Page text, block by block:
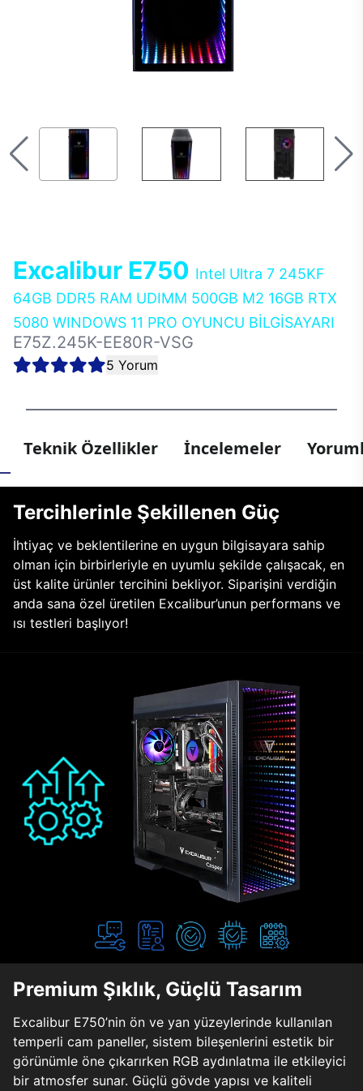
Excalibur E750 Intel Ultra 7 245KF
64GB DDR5 RAM UDIMM 500GB M2 16GB RTX
5080 WINDOWS 11 PRO OYUNCU BİLGİSAYARI
E75Z.245K-EE80R-VSG
5 Yorum
Teknik Özellikler İncelemeler
Tercihlerinle Şekillenen Güç
İhtiyaç ve beklentilerine en uygun bilgisayara sahip
olman için birbirleriyle en uyumlu şekilde çalışacak, en
üst kalite ürünler tercihini bekliyor. Siparişini verdiğin
anda sana özel üretilen Excalibur’unun performans ve
ısı testleri başlıyor!
Premium Şıklık, Güçlü Tasarım
Excalibur E750’nin ön ve yan yüzeylerinde kullanılan
temperli cam paneller, sistem bileşenlerini estetik bir
görünümle öne çıkarırken RGB aydınlatma ile etkileyici
bir atmosfer sunar. Güçlü gövde yapısı ve kaliteli